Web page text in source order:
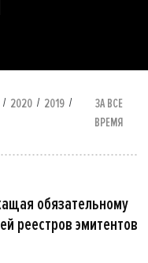
/ 2020 / 2019 /
ЗА ВСЕ
ВРЕМЯ
обязательному
реестров эмитентов